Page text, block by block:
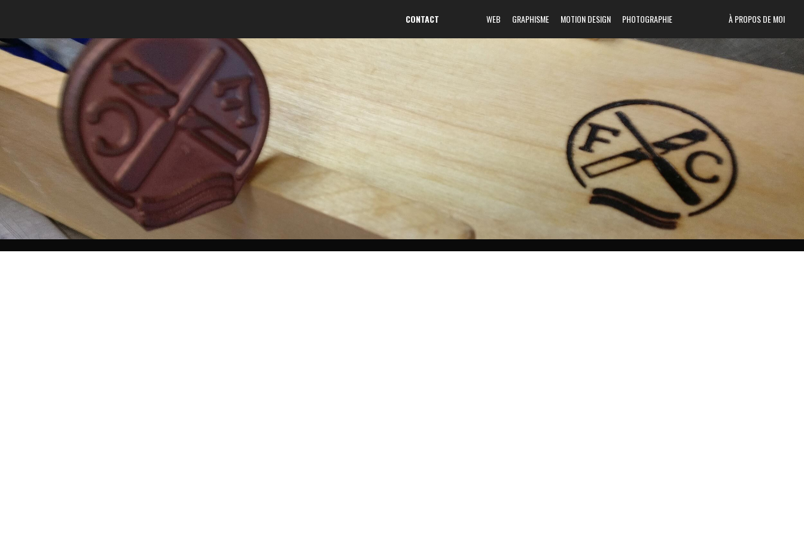
CONTACT WEB GRAPHISME MOTION DESIGN PHOTOGRAPHIE À PROPOS DE MOI